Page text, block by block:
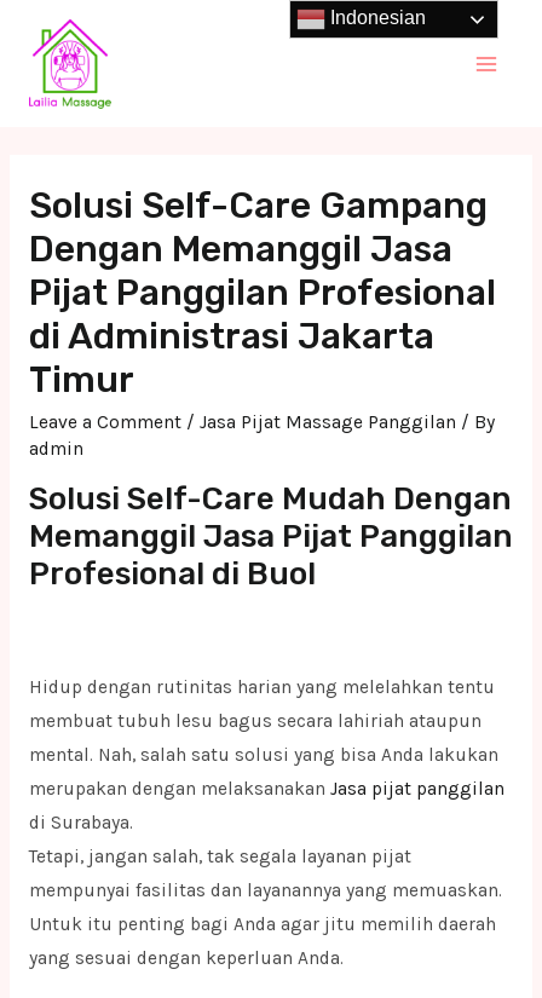
content
Solusi Self-Care Gampang
Dengan Memanggil Jasa
Pijat Panggilan Profesional
di Administrasi Jakarta
Timur
Leave a Comment / Jasa Pijat Massage Panggilan / By
admin
Solusi Self-Care Mudah Dengan
Memanggil Jasa Pijat Panggilan
Profesional di Buol
Hidup dengan rutinitas harian yang melelahkan tentu
membuat tubuh lesu bagus secara lahiriah ataupun
mental. Nah, salah satu solusi yang bisa Anda lakukan
merupakan dengan melaksanakan Jasa pijat panggilan
di Surabaya.
Tetapi, jangan salah, tak segala layanan pijat
mempunyai fasilitas dan layanannya yang memuaskan.
Untuk itu penting bagi Anda agar jitu memilih daerah
yang sesuai dengan keperluan Anda.
Indonesian